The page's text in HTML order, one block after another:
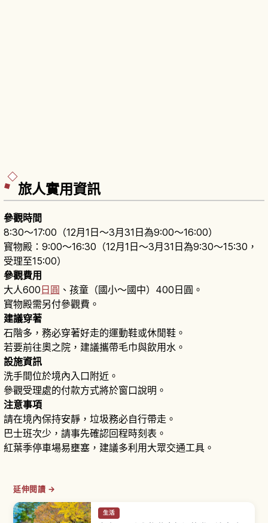
旅人實用資訊
參觀時間
8:30〜17:00（12月1日〜3月31日為9:00〜16:00）
寳物殿：9:00〜16:30（12月1日〜3月31日為9:30〜15:30，
受理至15:00）
參觀費用
大人600日圓 、孩童（國小～國中）400日圓。
寳物殿需另付參觀費。
建議穿著
石階多，務必穿著好走的運動鞋或休閒鞋。
若要前往奧之院，建議攜帶毛巾與飲用水。
設施資訊
洗手間位於境內入口附近。
參觀受理處的付款方式將於窗口說明。
注意事項
請在境內保持安靜，垃圾務必自行帶走。
巴士班次少，請事先確認回程時刻表。
紅葉季停車場易壅塞，建議多利用大眾交通工具。
延伸閱讀 →
生活